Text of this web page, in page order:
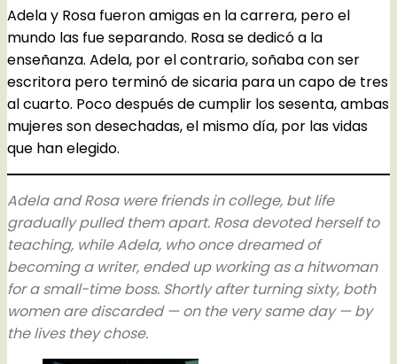
Adela y Rosa fueron amigas en la carrera, pero el
mundo las fue separando. Rosa se dedicó a la
enseñanza. Adela, por el contrario, soñaba con ser
escritora pero terminó de sicaria para un capo de tres
al cuarto. Poco después de cumplir los sesenta, ambas
mujeres son desechadas, el mismo día, por las vidas
que han elegido.
Adela and Rosa were friends in college, but life
gradually pulled them apart. Rosa devoted herself to
teaching, while Adela, who once dreamed of
becoming a writer, ended up working as a hitwoman
for a small-time boss. Shortly after turning sixty, both
women are discarded — on the very same day — by
the lives they chose.